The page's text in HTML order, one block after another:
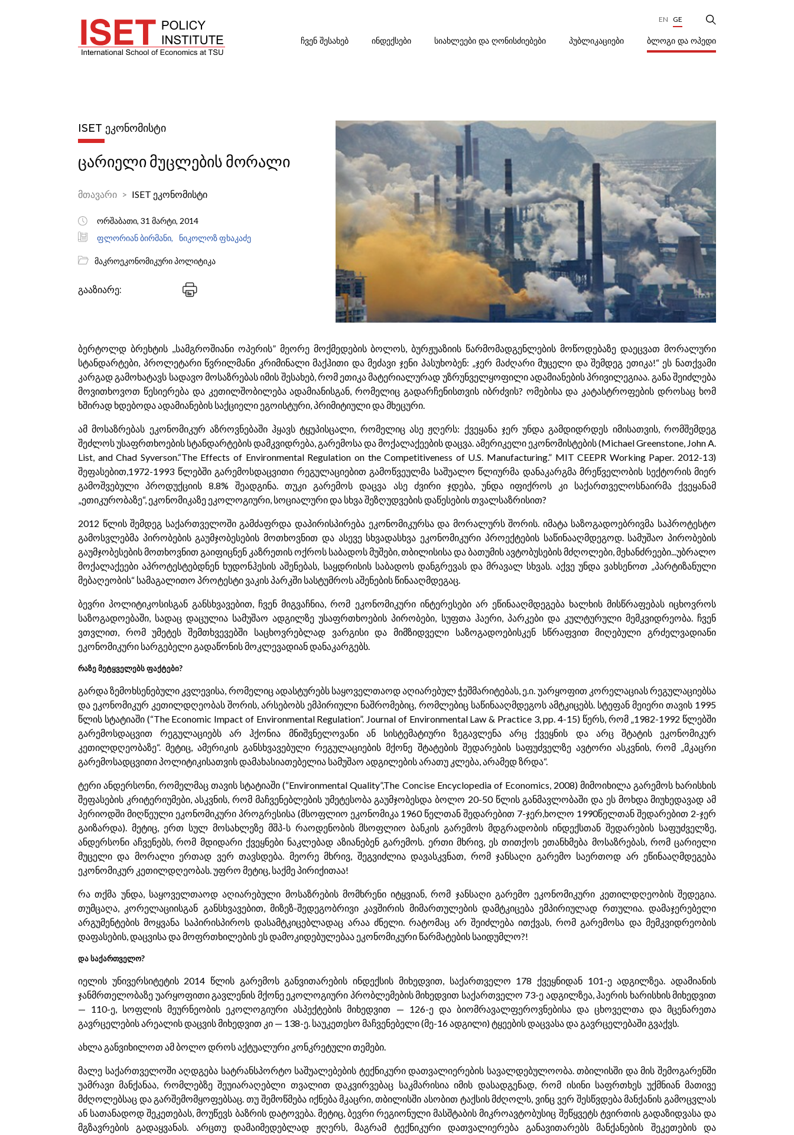
EN GE
ᲩᲕᲔᲜ ᲨᲔᲡᲐᲮᲔᲑ ᲘᲜᲓᲔᲥᲡᲔᲑᲘ ᲡᲘᲐᲮᲚᲔᲔᲑᲘ ᲓᲐ ᲦᲝᲜᲘᲡᲫᲘᲔᲑᲔᲑᲘ ᲞᲣᲑᲚᲘᲙᲐᲪᲘᲔᲑᲘ ᲑᲚᲝᲒᲘ ᲓᲐ ᲝᲞᲔᲓᲘ
ISET ᲔᲙᲝᲜᲝᲛᲘᲡᲢᲘ
ცარიელი მუცლების მორალი
მთავარი ISET ეკონომისტი
ორშაბათი, 31 მარტი, 2014
ფლორიან ბირმანი,
ნიკოლოზ ფხაკაძე
მაკროეკონომიკური პოლიტიკა
გააზიარე:
ბერტოლდ ბრეხტის ,,სამგროშიანი ოპერის” მეორე მოქმედების ბოლოს, ბურჟუაზიის წარმომადგენლების მოწოდებაზე დაეცვათ მორალური
სტანდარტები, პროლეტარი წვრილმანი კრიმინალი მაქჰითი და მეძავი ჯენი პასუხობენ: „ჯერ მაძღარი მუცელი და შემდეგ ეთიკა!“ ეს ნათქვამი
კარგად გამოხატავს სადავო მოსაზრებას იმის შესახებ, რომ ეთიკა მატერიალურად უზრუნველყოფილი ადამიანების პრივილეგიაა. განა შეიძლება
მოვითხოვოთ წესიერება და კეთილშობილება ადამიანისგან, რომელიც გადარჩენისთვის იბრძვის? ომებისა და კატასტროფების დროსაც ხომ
ხშირად ხდებოდა ადამიანების საქციელი ეგოისტური, პრიმიტიული და მხეცური.
ამ მოსაზრებას ეკონომიკურ აზროვნებაში ჰყავს ტყუპისცალი, რომელიც ასე ჟღერს: ქვეყანა ჯერ უნდა გამდიდრდეს იმისათვის, რომშემდეგ
შეძლოს უსაფრთხოების სტანდარტების დამკვიდრება, გარემოსა და მოქალაქეების დაცვა. ამერიკელი ეკონომისტების (Michael Greenstone, John A.
List, and Chad Syverson.“The Effects of Environmental Regulation on the Competitiveness of U.S. Manufacturing.” MIT CEEPR Working Paper. 2012-13)
შეფასებით,1972-1993 წლებში გარემოსდაცვითი რეგულაციებით გამოწვეულმა საშუალო წლიურმა დანაკარგმა მრეწველობის სექტორის მიერ
გამოშვებული პროდუქციის 8.8% შეადგინა. თუკი გარემოს დაცვა ასე ძვირი ჯდება, უნდა იფიქროს კი საქართველოსნაირმა ქვეყანამ
„ეთიკურობაზე“, ეკონომიკაზე ეკოლოგიური, სოციალური და სხვა შეზღუდვების დაწესების თვალსაზრისით?
2012 წლის შემდეგ საქართველოში გამძაფრდა დაპირისპირება ეკონომიკურსა და მორალურს შორის. იმატა საზოგადოებრივმა საპროტესტო
გამოსვლებმა პირობების გაუმჯობესების მოთხოვნით და ასევე სხვადასხვა ეკონომიკური პროექტების საწინააღმდეგოდ. სამუშაო პირობების
გაუმჯობესების მოთხოვნით გაიფიცნენ კაზრეთის ოქროს საბადოს მუშები, თბილისისა და ბათუმის ავტობუსების მძღოლები, მეხანძრეები...უბრალო
მოქალაქეები აპროტესტებდნენ ხუდონჰესის აშენებას, საყდრისის საბადოს დანგრევას და მრავალ სხვას. აქვე უნდა ვახსენოთ „პარტიზანული
მებაღეობის“ სამაგალითო პროტესტი ვაკის პარკში სასტუმროს აშენების წინააღმდეგაც.
ბევრი პოლიტიკოსისგან განსხვავებით, ჩვენ მიგვაჩნია, რომ ეკონომიკური ინტერესები არ ეწინააღმდეგება ხალხის მისწრაფებას იცხოვროს
საზოგადოებაში, სადაც დაცულია სამუშაო ადგილზე უსაფრთხოების პირობები, სუფთა ჰაერი, პარკები და კულტურული მემკვიდრეობა. ჩვენ
ვთვლით, რომ უმეტეს შემთხვევებში საცხოვრებლად ვარგისი და მიმზიდველი საზოგადოებისკენ სწრაფვით მიღებული გრძელვადიანი
ეკონომიკური სარგებელი გადაწონის მოკლევადიან დანაკარგებს.
რაზე მეტყველებს ფაქტები?
გარდა ზემოხსენებული კვლევისა, რომელიც ადასტურებს საყოველთაოდ აღიარებულ ჭეშმარიტებას, ე.ი. უარყოფით კორელაციას რეგულაციებსა
და ეკონომიკურ კეთილდღეობას შორის, არსებობს ემპირიული ნაშრომებიც, რომლებიც საწინააღმდეგოს ამტკიცებს. სტეფან მეიერი თავის 1995
წლის სტატიაში (“The Economic Impact of Environmental Regulation”. Journal of Environmental Law & Practice 3, pp. 4-15) წერს, რომ „1982-1992 წლებში
გარემოსდაცვით რეგულაციებს არ ჰქონია მნიშვნელოვანი ან სისტემატიური ზეგავლენა არც ქვეყნის და არც შტატის ეკონომიკურ
კეთილდღეობაზე“. მეტიც, ამერიკის განსხვავებული რეგულაციების მქონე შტატების შედარების საფუძველზე ავტორი ასკვნის, რომ „მკაცრი
გარემოსადცვითი პოლიტიკისათვის დამახასიათებელია სამუშაო ადგილების არათუ კლება, არამედ ზრდა“.
ტერი ანდერსონი, რომელმაც თავის სტატიაში (“Environmental Quality”,The Concise Encyclopedia of Economics, 2008) მიმოიხილა გარემოს ხარისხის
შეფასების კრიტერიუმები, ასკვნის, რომ მაჩვენებლების უმეტესობა გაუმჯობესდა ბოლო 20-50 წლის განმავლობაში და ეს მოხდა მიუხედავად ამ
პერიოდში მიღწეული ეკონომიკური პროგრესისა (მსოფლიო ეკონომიკა 1960 წელთან შედარებით 7-ჯერ,ხოლო 1990წელთან შედარებით 2-ჯერ
გაიზარდა). მეტიც, ერთ სულ მოსახლეზე მშპ-ს რაოდენობის მსოფლიო ბანკის გარემოს მდგრადობის ინდექსთან შედარების საფუძველზე,
ანდერსონი აჩვენებს, რომ მდიდარი ქვეყნები ნაკლებად აზიანებენ გარემოს. ერთი მხრივ, ეს თითქოს ეთანხმება მოსაზრებას, რომ ცარიელი
მუცელი და მორალი ერთად ვერ თავსდება. მეორე მხრივ, შეგვიძლია დავასკვნათ, რომ ჯანსაღი გარემო საერთოდ არ ეწინააღმდეგება
ეკონომიკურ კეთილდღეობას. უფრო მეტიც, საქმე პირიქითაა!
რა თქმა უნდა, საყოველთაოდ აღიარებული მოსაზრების მომხრენი იტყვიან, რომ ჯანსაღი გარემო ეკონომიკური კეთილდღეობის შედეგია.
თუმცაღა, კორელაციისგან განსხვავებით, მიზეზ-შედეგობრივი კავშირის მიმართულების დამტკიცება ემპირიულად რთულია. დამაჯერებელი
არგუმენტების მოყვანა საპირისპიროს დასამტკიცებლადაც არაა ძნელი. რატომაც არ შეიძლება ითქვას, რომ გარემოსა და მემკვიდრეობის
დაფასების, დაცვისა და მოფრთხილების ეს დამოკიდებულებაა ეკონომიკური წარმატების საიდუმლო?!
და საქართველო?
იელის უნივერსიტეტის 2014 წლის გარემოს განვითარების ინდექსის მიხედვით, საქართველო 178 ქვეყნიდან 101-ე ადგილზეა. ადამიანის
ჯანმრთელობაზე უარყოფითი გავლენის მქონე ეკოლოგიური პრობლემების მიხედვით საქართველო 73-ე ადგილზეა, ჰაერის ხარისხის მიხედვით
— 110-ე, სოფლის მეურნეობის ეკოლოგიური ასპექტების მიხედვით — 126-ე და ბიომრავალფეროვნებისა და ცხოველთა და მცენარეთა
გავრცელების არეალის დაცვის მიხედვით კი — 138-ე. საუკეთესო მაჩვენებელი (მე-16 ადგილი) ტყეების დაცვასა და გავრცელებაში გვაქვს.
ახლა განვიხილოთ ამ ბოლო დროს აქტუალური კონკრეტული თემები.
მალე საქართველოში აღდგება სატრანსპორტო საშუალებების ტექნიკური დათვალიერების სავალდებულოობა. თბილისში და მის შემოგარენში
უამრავი მანქანაა, რომლებზე შეუიარაღებლი თვალით დაკვირვებაც საკმარისია იმის დასადგენად, რომ ისინი საფრთხეს უქმნიან მათივე
მძღოლებსაც და გარშემომყოფებსაც. თუ შემოწმება იქნება მკაცრი, თბილისში ასობით ტაქსის მძღოლს, ვინც ვერ შესწვდება მანქანის გამოცვლას
ან სათანადოდ შეკეთებას, მოუწევს ბაზრის დატოვება. მეტიც, ბევრი რეგიონული მასშტაბის მიკროავტობუსიც შეწყვეტს ტვირთის გადაზიდვასა და
მგზავრების გადაყვანას. არცთუ დამაიმედებლად ჟღერს, მაგრამ ტექნიკური დათვალიერება განავითარებს მანქანების შეკეთების და